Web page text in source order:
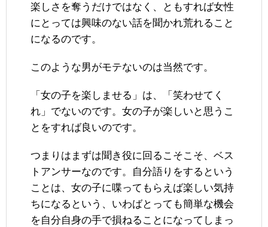
楽しさを奪うだけではなく、ともすれば女性
にとっては興味のない話を聞かれ荒れること
になるのです。
このような男がモテないのは当然です。
「女の子を楽しませる」は、「笑わせてく
れ」でないのです。女の子が楽しいと思うこ
とをすれば良いのです。
つまりはまずは聞き役に回るこそこそ、ベス
トアンサーなのです。自分語りをするという
ことは、女の子に喋ってもらえば楽しい気持
ちになるという、いわばとっても簡単な機会
を自分自身の手で損ねることになってしまっ